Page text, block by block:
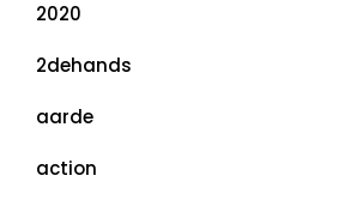
2020
2dehands
aarde
action